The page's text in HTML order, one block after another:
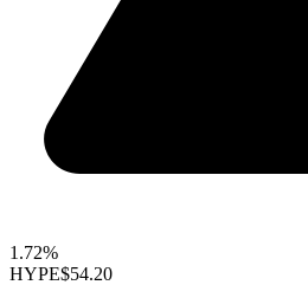
1.72%
HYPE$54.20